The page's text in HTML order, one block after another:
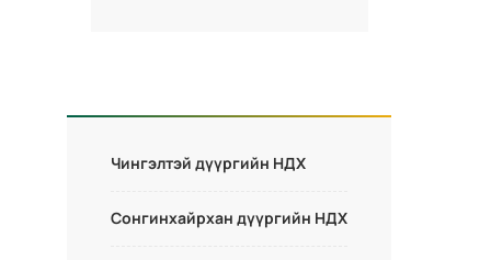
Чингэлтэй дүүргийн НДХ
Сонгинхайрхан дүүргийн НДХ